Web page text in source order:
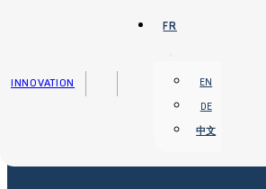
Passer au contenu principal Passer au pied
INNOVATION
FR
EN
DE
中文